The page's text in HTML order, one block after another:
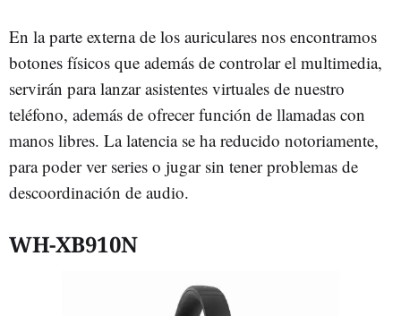
En la parte externa de los auriculares nos encontramos
botones físicos que además de controlar el multimedia,
servirán para lanzar asistentes virtuales de nuestro
teléfono, además de ofrecer función de llamadas con
manos libres. La latencia se ha reducido notoriamente,
para poder ver series o jugar sin tener problemas de
descoordinación de audio.
WH-XB910N